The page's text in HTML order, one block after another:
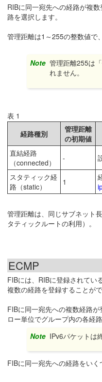
RIBに同一宛先への経路が複
路を選択します。
管理距離は1～255の整数値で
Note 管理距離255は
れません。
表 1
経路種別
管理距離
の初期値
直結経路
（connected）
-
スタティック経
路（static）
1
管理距離は、同じサブネット
タティックルートの利用）。
ECMP
FIBには、RIBに登録されてい
複数の経路を登録することがで
FIBに同一宛先への複数経路
ロー単位でグループ内の各経
Note IPv6パケットは
FIBに同一宛先への経路をいく